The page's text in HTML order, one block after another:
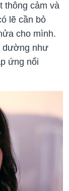
thông cảm và
lẽ cần bỏ
cho mình.
dường như
ứng nổi